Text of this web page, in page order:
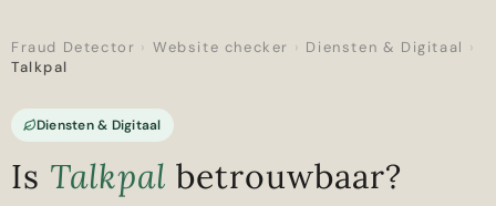
Fraud Detector › Website checker › Diensten & Digitaal ›
Talkpal
Diensten & Digitaal
Is Talkpal betrouwbaar?